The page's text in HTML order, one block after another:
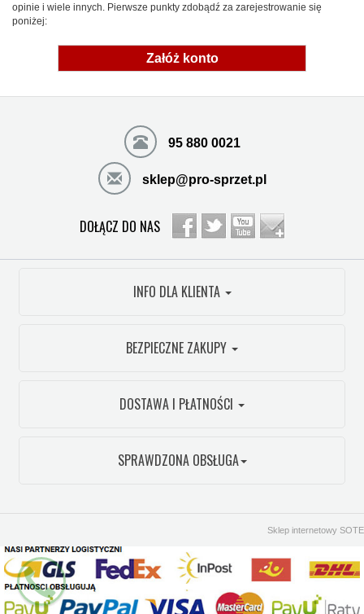
opinie i wiele innych. Pierwsze punkty zdobądź za zarejestrowanie się
poniżej:
Załóż konto
95 880 0021
sklep@pro-sprzet.pl
DOŁĄCZ DO NAS
INFO DLA KLIENTA
BEZPIECZNE ZAKUPY
DOSTAWA I PŁATNOŚCI
SPRAWDZONA OBSŁUGA
Sklep internetowy SOTE